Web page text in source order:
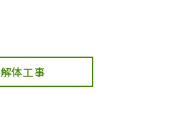
解体工事